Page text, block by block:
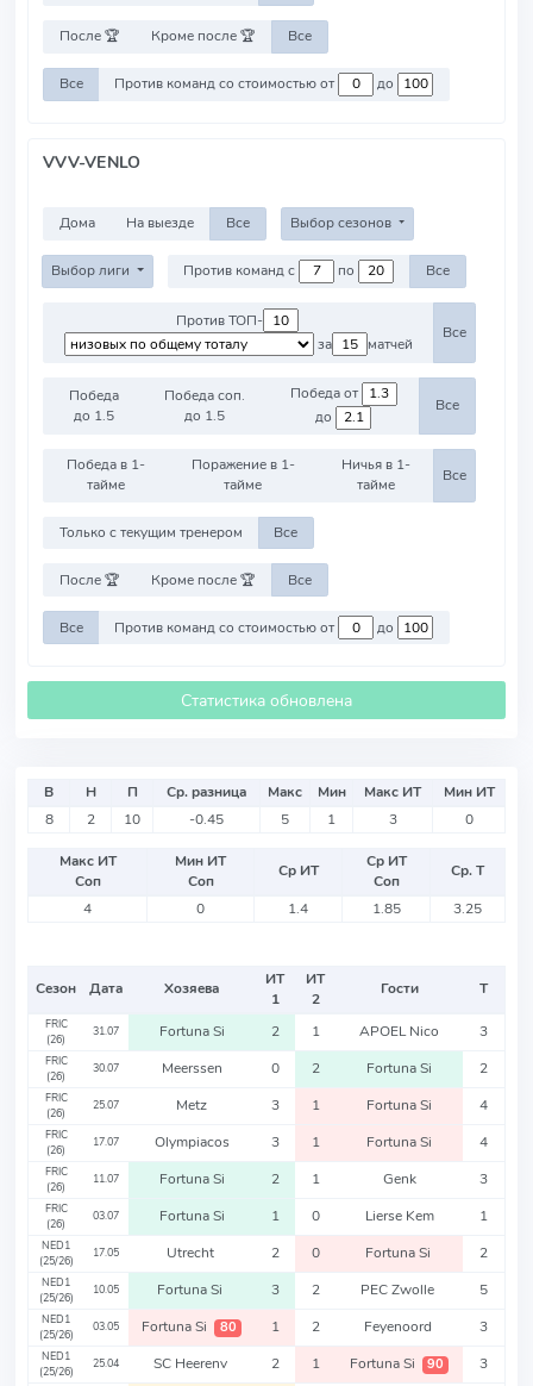
После 🏆 Кроме после 🏆 Все
Все Против команд со стоимостью от до
VVV-VENLO
Дома На выезде Все Выбор сезонов
Выбор лиги Против команд с по Все
Против ТОП-
за
матчей
Все
Победа
до 1.5
Победа соп.
до 1.5
Победа от
до
Все
Победа в 1-
тайме
Поражение в 1-
тайме
Ничья в 1-
тайме
Все
Только с текущим тренером Все
После 🏆 Кроме после 🏆 Все
Все Против команд со стоимостью от до
Статистика обновлена
В Н П Ср. разница Макс Мин Макс ИТ
Мин ИТ
8
2 10 -0.45 5 1 3 0
Макс ИТ
Соп
Мин ИТ
Соп
Ср ИТ
Ср ИТ
Соп
Ср. Т
4
0 1.4 1.85 3.25
Сезон Дата Хозяева
ИТ
1
ИТ
2
Гости Т
FRIC
(26)
31.07 Fortuna Si 2 1 APOEL Nico 3
FRIC
(26)
30.07 Meerssen 0 2 Fortuna Si 2
FRIC
(26)
25.07 Metz 3 1 Fortuna Si 4
FRIC
(26)
17.07 Olympiacos 3 1 Fortuna Si 4
FRIC
(26)
11.07 Fortuna Si 2 1 Genk 3
FRIC
(26)
03.07 Fortuna Si 1 0 Lierse Kem 1
NED1
(25/26)
17.05 Utrecht 2 0 Fortuna Si 2
NED1
(25/26)
10.05 Fortuna Si 3 2 PEC Zwolle 5
NED1
(25/26)
03.05 Fortuna Si 80 1 2 Feyenoord 3
NED1
(25/26)
25.04 SC Heerenv 2 1 Fortuna Si 90 3